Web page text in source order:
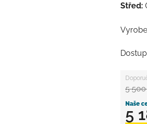
Střed:
5
5